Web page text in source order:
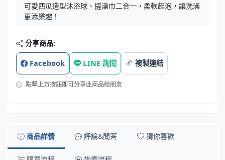
可愛西瓜造型沐浴球、搓澡巾二合一，柔軟起泡，讓洗澡
更添樂趣！
分享商品:
Facebook LINE 詢問 複製連結
點擊上方按鈕即可分享此商品給朋友
商品詳情 評論&問答 猜你喜歡